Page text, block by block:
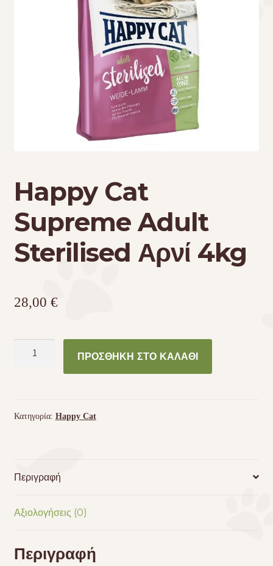
Τσάντες μεταφοράς
Επικοινωνία
Φροντίδα – Είδη Υγιεινής
Happy Cat
Supreme Adult
Sterilised Αρνί 4kg
28,00 €
Αρνί
ΠΡΟΣΘΉΚΗ ΣΤΟ ΚΑΛΆΘΙ
Κατηγορία: Happy Cat
Περιγραφή
Αξιολογήσεις (0)
Περιγραφή